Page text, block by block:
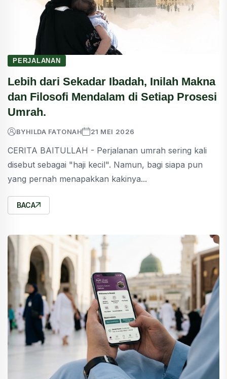
PERJALANAN
Lebih dari Sekadar Ibadah, Inilah Makna
dan Filosofi Mendalam di Setiap Prosesi
Umrah.
BYHILDA FATONAH 21 MEI 2026
CERITA BAITULLAH - Perjalanan umrah sering kali
disebut sebagai "haji kecil". Namun, bagi siapa pun
yang pernah menapakkan kakinya...
BACA